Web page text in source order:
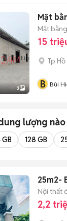
3
Mặt
Mặt
15
Tp
B Bùi
lượng
128 GB
25m2-
Nội thất
2,2